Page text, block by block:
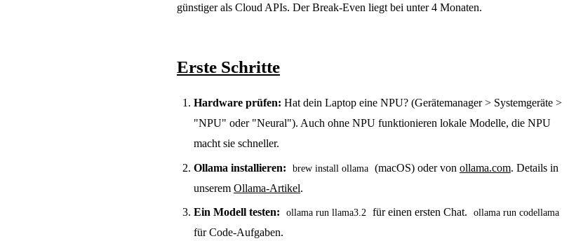
günstiger als Cloud APIs. Der Break-Even liegt bei unter 4 Monaten.
Erste Schritte
Hardware prüfen: Hat dein Laptop eine NPU? (Gerätemanager > Systemgeräte >
"NPU" oder "Neural"). Auch ohne NPU funktionieren lokale Modelle, die NPU
macht sie schneller.
Ollama installieren: brew install ollama (macOS) oder von ollama.com. Details in
unserem Ollama-Artikel.
Ein Modell testen: ollama run llama3.2 für einen ersten Chat. ollama run codellama
für Code-Aufgaben.